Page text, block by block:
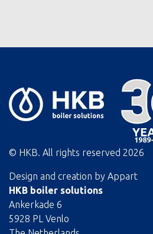
© HKB. All rights reserved 2026
Design and creation by Appart
HKB boiler solutions
Ankerkade 6
5928 PL Venlo